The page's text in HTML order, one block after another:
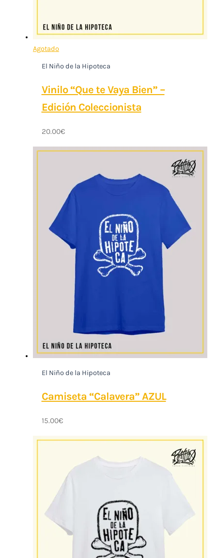
Agotado
El Niño de la Hipoteca
Vinilo “Que te Vaya Bien” –
Edición Coleccionista
20.00€
El Niño de la Hipoteca
Camiseta “Calavera” AZUL
15.00€